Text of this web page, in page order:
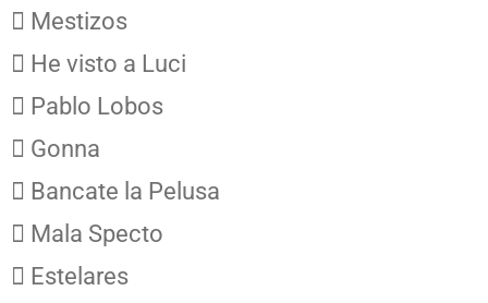
 Mestizos
 He visto a Luci
 Pablo Lobos
 Gonna
 Bancate la Pelusa
 Mala Specto
 Estelares